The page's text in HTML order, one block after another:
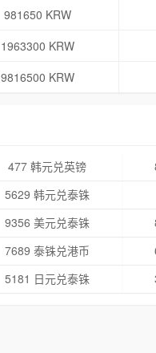
981650 KRW
1963300 KRW
9816500 KRW
477 韩元兑英镑
5629 韩元兑泰铢
9356 美元兑泰铢
7689 泰铢兑港币
5181 日元兑泰铢